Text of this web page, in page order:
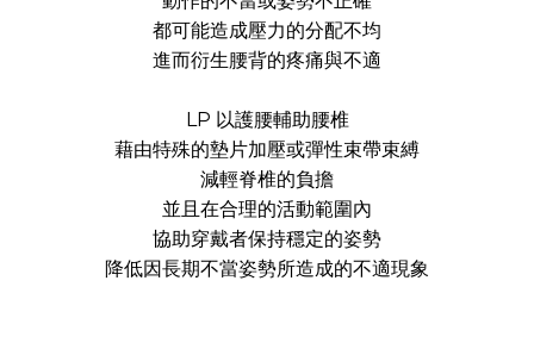
都可能造成壓力的分配不均
進而衍生腰背的疼痛與不適
LP 以護腰輔助腰椎
藉由特殊的墊片加壓或彈性束帶束縛
減輕脊椎的負擔
並且在合理的活動範圍內
協助穿戴者保持穩定的姿勢
降低因長期不當姿勢所造成的不適現象